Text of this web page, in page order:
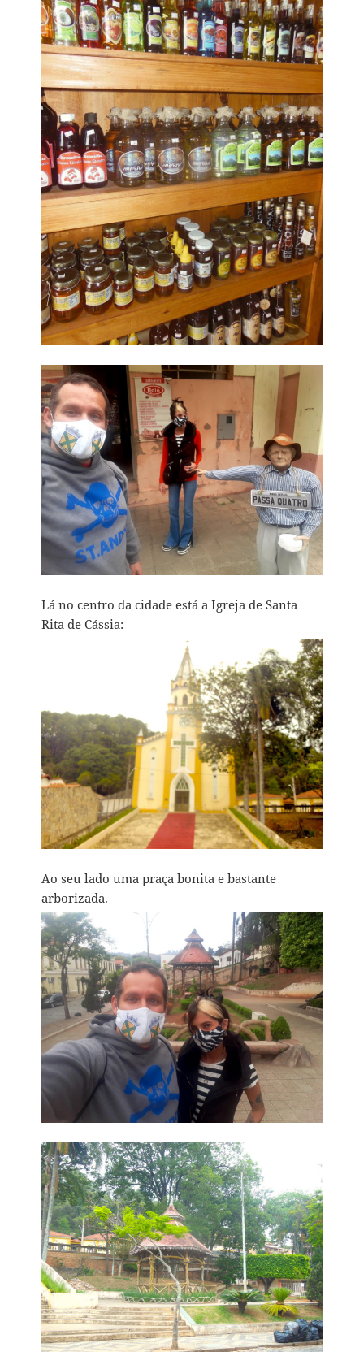
Lá no centro da cidade está a Igreja de Santa
Rita de Cássia:
Ao seu lado uma praça bonita e bastante
arborizada.